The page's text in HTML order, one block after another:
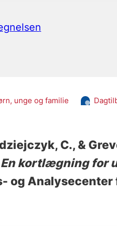
unge og familie
C., &
kortlægning for
og